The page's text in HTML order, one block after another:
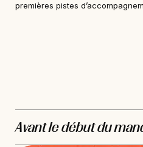
premières pistes
Avant le début du